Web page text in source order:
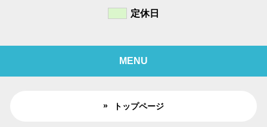
定休日
MENU
トップページ